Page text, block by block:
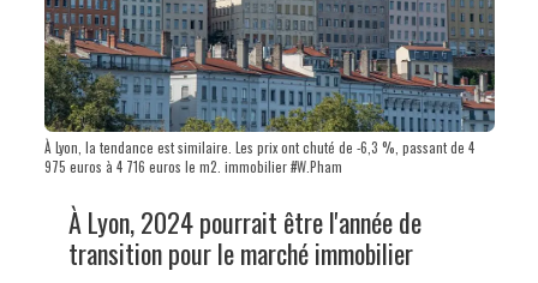
À Lyon, la tendance est similaire. Les prix ont chuté de -6,3 %, passant de 4
975 euros à 4 716 euros le m2. immobilier #W.Pham
À Lyon, 2024 pourrait être l'année de
transition pour le marché immobilier